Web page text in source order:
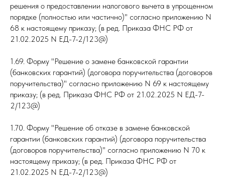
решения о предоставлении налогового вычета в упрощенном
порядке (полностью или частично)" согласно приложению N
68 к настоящему приказу; (в ред. Приказа ФНС РФ от
21.02.2025 N ЕД-7-2/123@)
1.69. Форму "Решение о замене банковской гарантии
(банковских гарантий) (договора поручительства (договоров
поручительства)" согласно приложению N 69 к настоящему
приказу; (в ред. Приказа ФНС РФ от 21.02.2025 N ЕД-7-
2/123@)
1.70. Форму "Решение об отказе в замене банковской
гарантии (банковских гарантий) (договора поручительства
(договоров поручительства)" согласно приложению N 70 к
настоящему приказу; (в ред. Приказа ФНС РФ от
21.02.2025 N ЕД-7-2/123@)